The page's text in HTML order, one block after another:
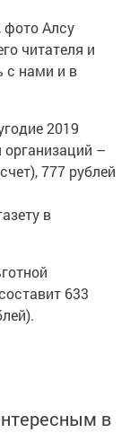
фото Алсу
читателя и
с нами и в
2019
–
777 рублей
в
633
в